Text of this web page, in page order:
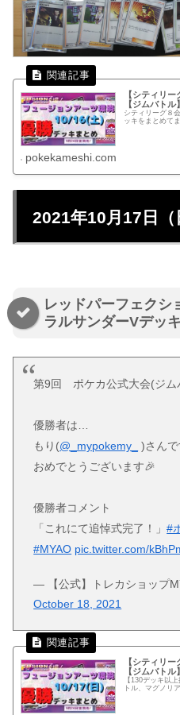
【シティリ
【ジムバトル】
シティリーグ８
ッキをまとめて
pokekameshi.com
2021年10月17日（
レッドパーフェクシ
ラルサンダーVデッキ
第9回 ポケカ公式大会(ジム
優勝者は…
もり(@_mypokemy_
)さんで
おめでとうございます🎉
優勝者コメント
「これにて追悼式完了！」#
#MYAO pic.twitter.com/
— 【公式】トレカショップ
October 18, 2021
【シティリ
【ジムバトル】
【130デッキ以
トル、マグノリ